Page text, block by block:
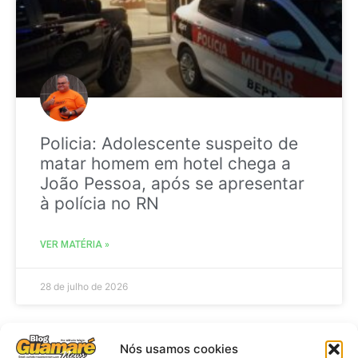
Nós usamos cookies
Policia: Adolescente suspeito de
matar homem em hotel chega a
João Pessoa, após se apresentar
à polícia no RN
VER MATÉRIA »
28 de julho de 2026